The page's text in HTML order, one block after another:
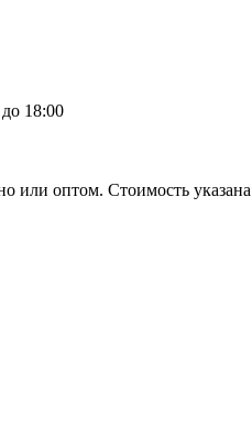
18:00
или оптом. Стоимость указана